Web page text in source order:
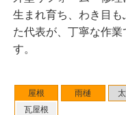
屋根
瓦屋根
雨樋
生まれ育ち、わき目
た代表が、丁寧な作
す。